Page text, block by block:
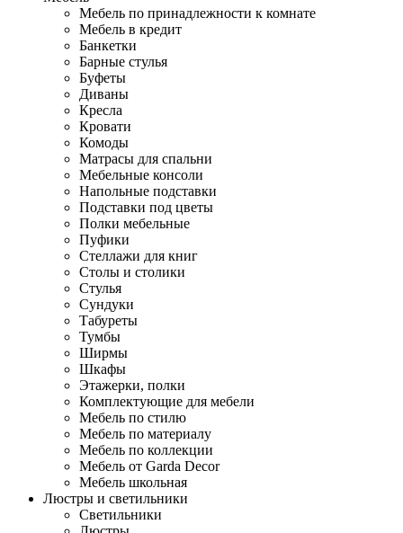
Мебель по принадлежности к комнате
Мебель в кредит
Банкетки
Барные стулья
Буфеты
Диваны
Кресла
Кровати
Комоды
Матрасы для спальни
Мебельные консоли
Напольные подставки
Подставки под цветы
Полки мебельные
Пуфики
Стеллажи для книг
Столы и столики
Стулья
Сундуки
Табуреты
Тумбы
Ширмы
Шкафы
Этажерки, полки
Комплектующие для мебели
Мебель по стилю
Мебель по материалу
Мебель по коллекции
Мебель от Garda Decor
Мебель школьная
Люстры и светильники
Светильники